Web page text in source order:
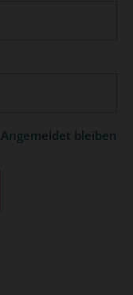
Angemeldet bleiben